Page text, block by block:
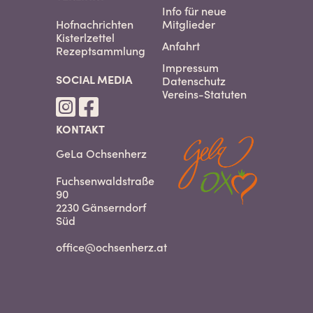
Hofnachrichten
Kisterlzettel
Rezeptsammlung
SOCIAL MEDIA
Info für neue
Mitglieder
Anfahrt
Impressum
Datenschutz
Vereins-Statuten
KONTAKT
GeLa Ochsenherz
Fuchsenwaldstraße
90
2230 Gänserndorf
Süd
office@ochsenherz.at